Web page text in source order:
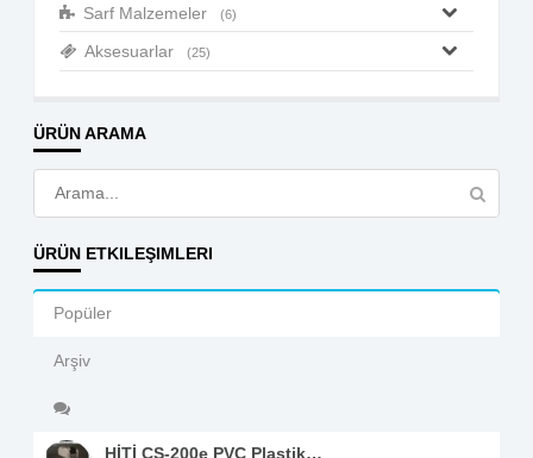
Sarf Malzemeler (6)
Aksesuarlar (25)
ÜRÜN ARAMA
ÜRÜN ETKILEŞIMLERI
Popüler
Arşiv
HİTİ CS-200e PVC Plastik…